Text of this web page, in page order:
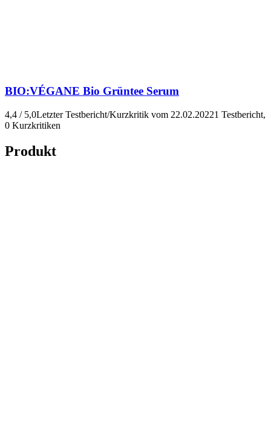
BIO:VÉGANE Bio Grüntee Serum
4,4 / 5,0Letzter Testbericht/Kurzkritik vom 22.02.20221 Testbericht,
0 Kurzkritiken
Produkt